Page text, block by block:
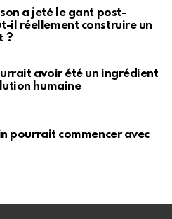
a jeté le gant post-
il réellement construire un
?
avoir été un ingrédient
humaine
pourrait commencer avec